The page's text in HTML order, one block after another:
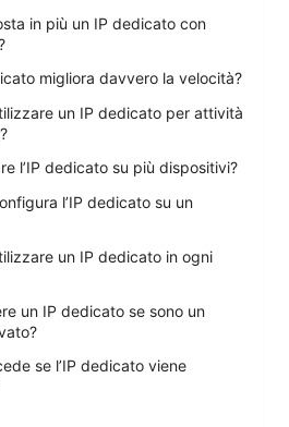
in più un IP dedicato con
migliora davvero la velocità?
un IP dedicato per attività
l’IP dedicato su più dispositivi?
l’IP dedicato su un
un IP dedicato in ogni
un IP dedicato se sono un
se l’IP dedicato viene